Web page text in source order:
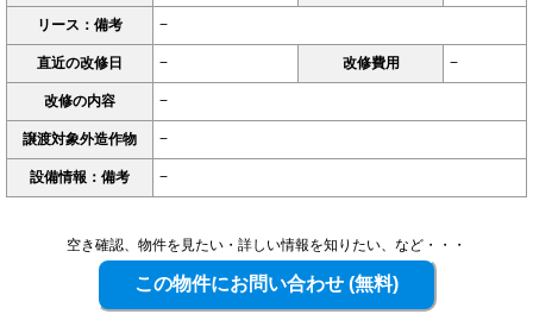
リース：備考 −
直近の改修日 − 改修費用 −
改修の内容 −
譲渡対象外造作物 −
設備情報：備考 −
空き確認、物件を見たい・詳しい情報を知りたい、など・・・